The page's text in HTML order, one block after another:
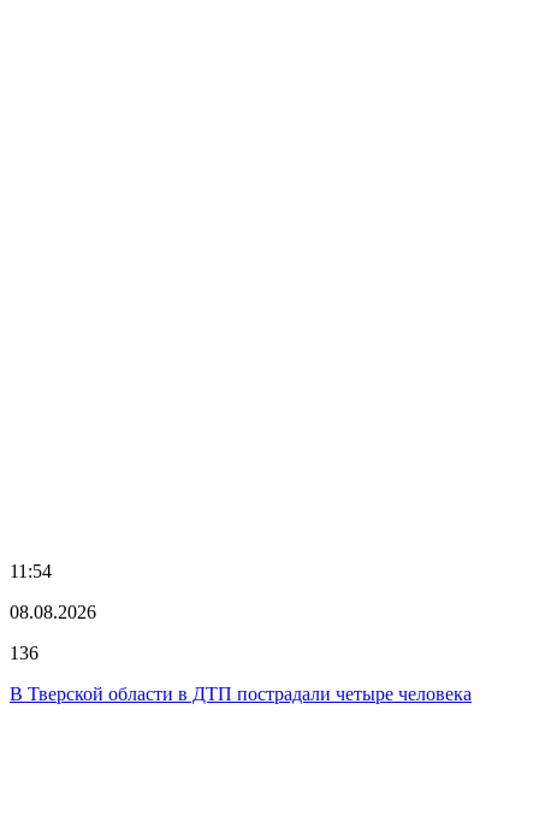
11:54
08.08.2026
136
В Тверской области в ДТП пострадали четыре человека